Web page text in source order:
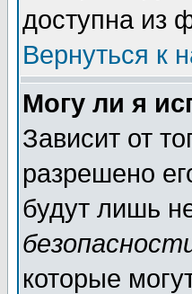
доступна из
Вернуться к
Могу ли я
Зависит от
разрешено
будут лишь
которые